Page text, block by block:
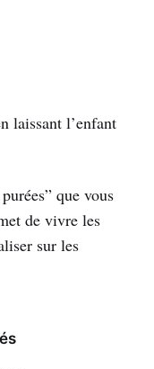
laissant l’enfant
que vous
de vivre les
sur les